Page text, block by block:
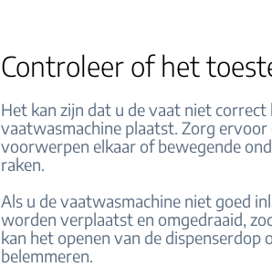
Controleer of het
Het kan zijn dat u de vaat niet
vaatwasmachine plaatst. Zorg
voorwerpen elkaar of bewegende
raken.
Als u de vaatwasmachine niet goed
worden verplaatst en omgedraaid,
kan het openen van de dispenserdop
belemmeren.